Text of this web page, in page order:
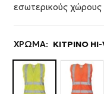
εσωτερικούς
ΧΡΩΜΑ: ΚΙΤΡΙΝΟ HI-